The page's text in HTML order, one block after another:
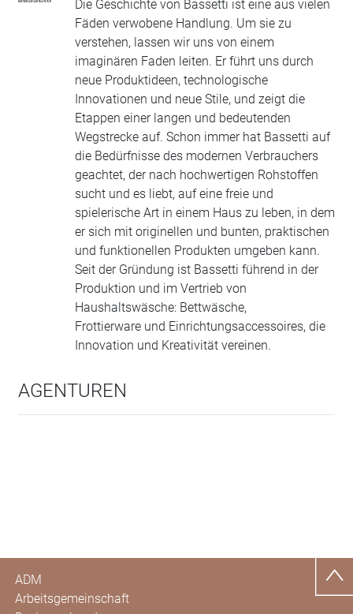
Die Geschichte von Bassetti ist eine aus vielen
Fäden verwobene Handlung. Um sie zu
verstehen, lassen wir uns von einem
imaginären Faden leiten. Er führt uns durch
neue Produktideen, technologische
Innovationen und neue Stile, und zeigt die
Etappen einer langen und bedeutenden
Wegstrecke auf. Schon immer hat Bassetti auf
die Bedürfnisse des modernen Verbrauchers
geachtet, der nach hochwertigen Rohstoffen
sucht und es liebt, auf eine freie und
spielerische Art in einem Haus zu leben, in dem
er sich mit originellen und bunten, praktischen
und funktionellen Produkten umgeben kann.
Seit der Gründung ist Bassetti führend in der
Produktion und im Vertrieb von
Haushaltswäsche: Bettwäsche,
Frottierware und Einrichtungsaccessoires, die
Innovation und Kreativität vereinen.
AGENTUREN
ADM
Arbeitsgemeinschaft